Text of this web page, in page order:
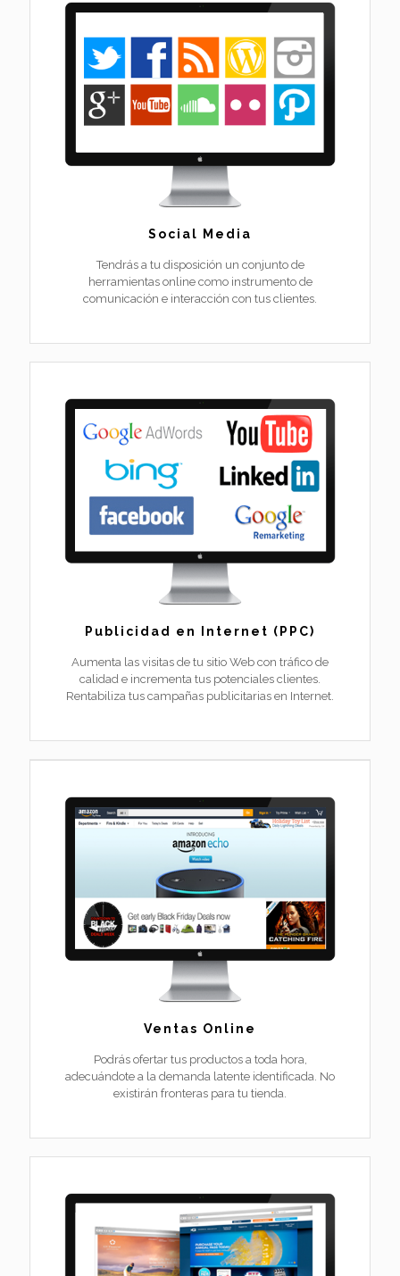
Social Media
Tendrás a tu disposición un conjunto de
herramientas online como instrumento de
comunicación e interacción con tus clientes.
Publicidad en Internet (PPC)
Aumenta las visitas de tu sitio Web con tráfico de
calidad e incrementa tus potenciales clientes.
Rentabiliza tus campañas publicitarias en Internet.
Ventas Online
Podrás ofertar tus productos a toda hora,
adecuándote a la demanda latente identificada. No
existirán fronteras para tu tienda.